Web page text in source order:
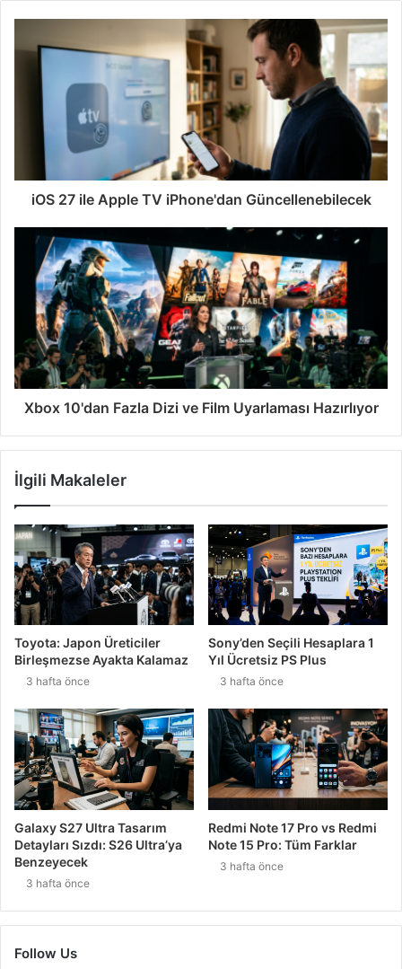
iOS 27 ile Apple TV iPhone'dan Güncellenebilecek
Xbox 10'dan Fazla Dizi ve Film Uyarlaması Hazırlıyor
İlgili Makaleler
Toyota: Japon Üreticiler
Birleşmezse Ayakta Kalamaz
3 hafta önce
Sony’den Seçili Hesaplara 1
Yıl Ücretsiz PS Plus
3 hafta önce
Galaxy S27 Ultra Tasarım
Detayları Sızdı: S26 Ultra’ya
Benzeyecek
3 hafta önce
Redmi Note 17 Pro vs Redmi
Note 15 Pro: Tüm Farklar
3 hafta önce
Follow Us